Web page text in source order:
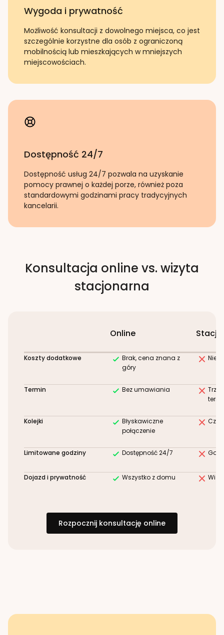
Wygoda i prywatność
Możliwość konsultacji z dowolnego miejsca, co jest
szczególnie korzystne dla osób z ograniczoną
mobilnością lub mieszkających w mniejszych
miejscowościach.
Dostępność 24/7
Dostępność usług 24/7 pozwala na uzyskanie
pomocy prawnej o każdej porze, również poza
standardowymi godzinami pracy tradycyjnych
kancelarii.
Konsultacja online vs. wizyta
stacjonarna
Online
Koszty dodatkowe
Brak, cena znana z
góry
Termin Bez umawiania
Kolejki
Błyskawiczne
połączenie
Limitowane godziny Dostępność 24/7
Dojazd i prywatność Wszystko z domu
Rozpocznij konsultację online